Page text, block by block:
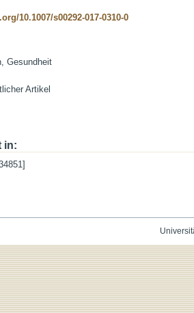
10.1007/s00292-017-0310-0
Gesundheit
Artikel
in: